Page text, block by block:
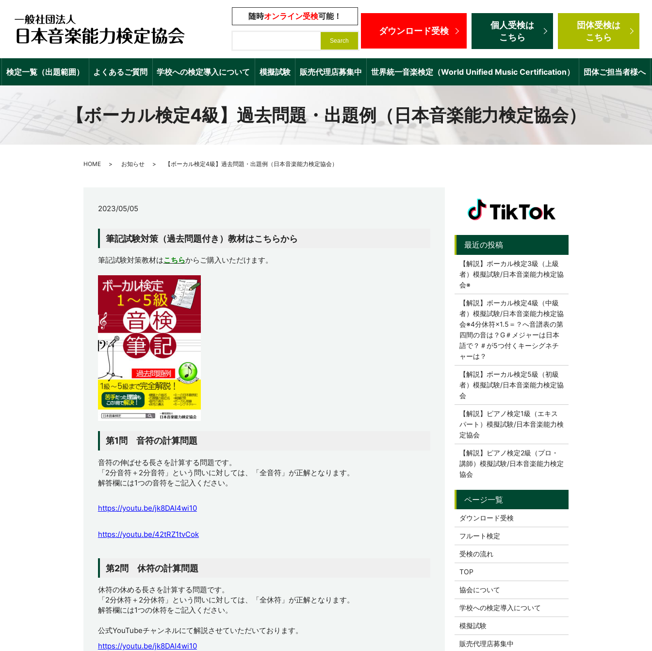
随時オンライン受検可能！
ダウンロード受検
個人受検は
こちら
団体受検は
こちら
検定一覧（出題範囲） よくあるご質問 学校への検定導入について 模擬試験 販売代理店募集中 世界統一音楽検定（World Unified Music Certification） 団体ご担当者様へ
【ボーカル検定4級】過去問題・出題例（日本音楽能力検定協会）
HOME お知らせ 【ボーカル検定4級】過去問題・出題例（日本音楽能力検定協会）
2023/05/05
筆記試験対策（過去問題付き）教材はこちらから
筆記試験対策教材はこちらからご購入いただけます。
第1問 音符の計算問題
音符の伸ばせる長さを計算する問題です。
「2分音符＋2分音符」という問いに対しては、「全音符」が正解となります。
解答欄には1つの音符をご記入ください。
https://youtu.be/jk8DAI4wi10
https://youtu.be/42tRZ1tvCok
第2問 休符の計算問題
休符の休める長さを計算する問題です。
「2分休符＋2分休符」という問いに対しては、「全休符」が正解となります。
解答欄には1つの休符をご記入ください。
公式YouTubeチャンネルにて解説させていただいております。
https://youtu.be/jk8DAI4wi10
【解説】ボーカル検定3級（上級
者）模擬試験/日本音楽能力検定協
会※
【解説】ボーカル検定4級（中級
者）模擬試験/日本音楽能力検定協
会※4分休符×1.5＝？へ音譜表の第
四間の音は？G＃メジャーは日本
語で？＃が5つ付くキーシグネチ
ャーは？
【解説】ボーカル検定5級（初級
者）模擬試験/日本音楽能力検定協
会
【解説】ピアノ検定1級（エキス
パート）模擬試験/日本音楽能力検
定協会
【解説】ピアノ検定2級（プロ・
講師）模擬試験/日本音楽能力検定
協会
ダウンロード受検
フルート検定
受検の流れ
TOP
協会について
学校への検定導入について
模擬試験
販売代理店募集中